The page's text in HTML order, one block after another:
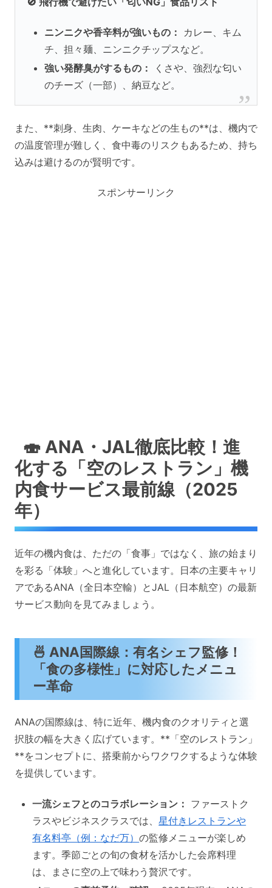
ニンニクや香辛料が強いもの：
カレー、キム
チ、担々麺、ニンニクチップスなど。
強い発酵臭がするもの：
くさや、強烈な匂い
のチーズ（一部）、納豆など。
また、**刺身、生肉、ケーキなどの生もの**は、機内で
の温度管理が難しく、食中毒のリスクもあるため、持ち
込みは避けるのが賢明です。
スポンサーリンク
🍣 ANA・JAL徹底比較！進
化する「空のレストラン」機
内食サービス最前線（2025
年）
近年の機内食は、ただの「食事」ではなく、旅の始まり
を彩る「体験」へと進化しています。日本の主要キャリ
アであるANA（全日本空輸）とJAL（日本航空）の最新
サービス動向を見てみましょう。
🍜 ANA国際線：有名シェフ監修！
「食の多様性」に対応したメニュ
ー革命
ANAの国際線は、特に近年、機内食のクオリティと選
択肢の幅を大きく広げています。**「空のレストラン」
**をコンセプトに、搭乗前からワクワクするような体験
を提供しています。
一流シェフとのコラボレーション： ファーストク
ラスやビジネスクラスでは、星付きレストランや
有名料亭（例：なだ万）の監修メニューが楽しめ
ます。季節ごとの旬の食材を活かした会席料理
は、まさに空の上で味わう贅沢です。